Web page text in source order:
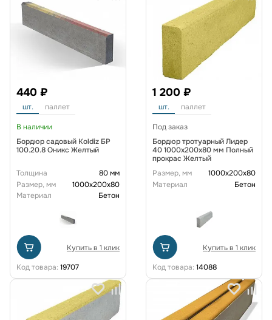
440 ₽
шт. паллет
В наличии
Бордюр садовый Koldiz БР
100.20.8 Оникс Желтый
Толщина
80 мм
Размер, мм
1000x200x80
Материал
Бетон
Купить в 1 клик
Код товара: 19707
1 200 ₽
шт. паллет
Под заказ
Бордюр тротуарный Лидер
40 1000х200х80 мм Полный
прокрас Желтый
Размер, мм
1000x200x80
Материал
Бетон
Купить в 1 клик
Код товара: 14088